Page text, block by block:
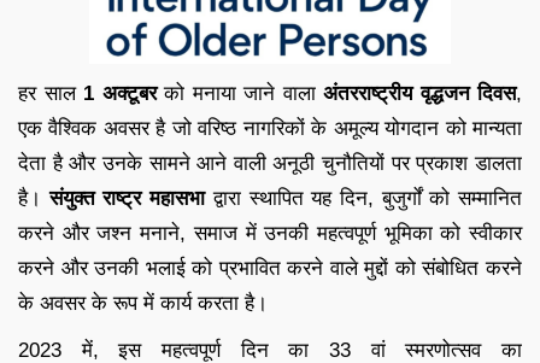
हर साल 1 अक्टूबरको मनाया जाने वाला अंतरराष्ट्रीय वृद्धजन दिवस,
एक वैश्विक अवसर है जो वरिष्ठ नागरिकों के अमूल्य योगदान को मान्यता
देता है और उनके सामने आने वाली अनूठी चुनौतियों पर प्रकाश डालता
है।संयुक्त राष्ट्र महासभाद्वारा स्थापित यह दिन, बुजुर्गों को सम्मानित
करने और जश्न मनाने, समाज में उनकी महत्वपूर्ण भूमिका को स्वीकार
करने और उनकी भलाई को प्रभावित करने वाले मुद्दों को संबोधित करने
के अवसर के रूप में कार्य करता है।
2023 में, इस महत्वपूर्ण दिन का 33 वां स्मरणोत्सव का